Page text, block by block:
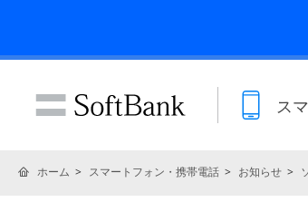
ス
ホーム スマートフォン・携帯電話 お知らせ